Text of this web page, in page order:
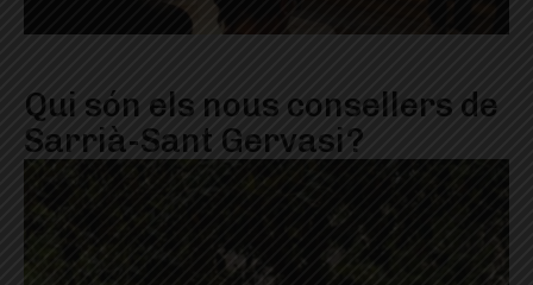
Qui són els nous consellers de
Sarrià-Sant Gervasi?